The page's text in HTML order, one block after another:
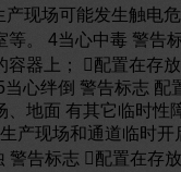
现场可能发生触电
。 4当心中毒 警告
容器上； 配置在存
当心绊倒 警告标志 配
、地面 有其它临时性
产现场和通道临时开
警告标志 配置在存